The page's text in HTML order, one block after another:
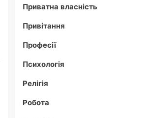
Приватна власність
Привітання
Професії
Психологія
Релігія
Робота